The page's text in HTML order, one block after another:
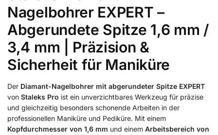
Nagelbohrer EXPERT –
Abgerundete Spitze 1,6 mm /
3,4 mm | Präzision &
Sicherheit für Maniküre
Der Diamant-Nagelbohrer mit abgerundeter Spitze EXPERT
von Staleks Pro ist ein unverzichtbares Werkzeug für präzise
und gleichzeitig besonders schonende Arbeiten in der
professionellen Maniküre und Pediküre. Mit einem
Kopfdurchmesser von 1,6 mm und einem Arbeitsbereich von